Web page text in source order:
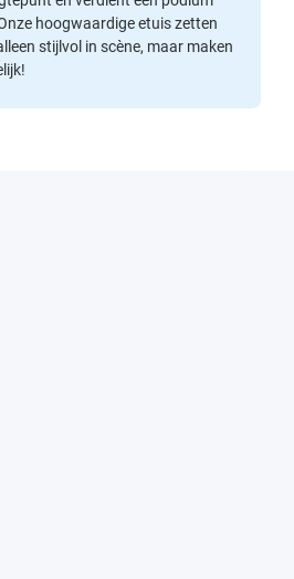
hoogwaardige etuis zetten
stijlvol in scène, maar maken